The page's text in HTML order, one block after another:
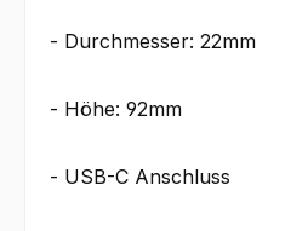
- Durchmesser: 22mm
- Höhe: 92mm
- USB-C Anschluss